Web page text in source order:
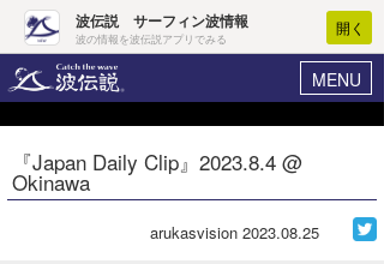
波伝説 サーフィン波情報
波の情報を波伝説アプリでみる
開く
MENU
ヘルプ マイホーム
ログイン
『Japan Daily Clip』2023.8.4 @
Okinawa
arukasvision 2023.08.25
Core Surf Japan